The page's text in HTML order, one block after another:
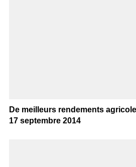
De meilleurs rendements
17 septembre 2014